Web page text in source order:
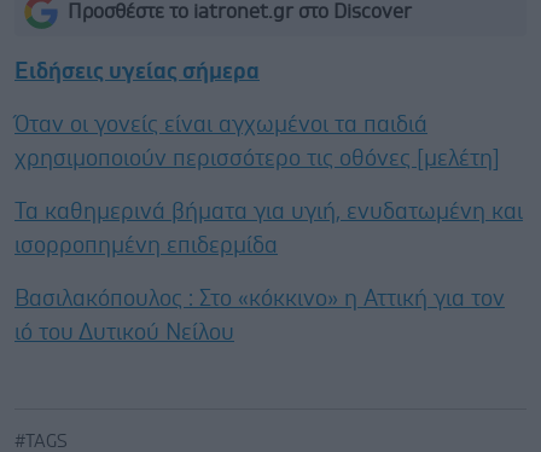
Προσθέστε το iatronet.gr στο Discover
Ειδήσεις υγείας σήμερα
Όταν οι γονείς είναι αγχωμένοι τα παιδιά
χρησιμοποιούν περισσότερο τις οθόνες [μελέτη]
Τα καθημερινά βήματα για υγιή, ενυδατωμένη και
ισορροπημένη επιδερμίδα
Βασιλακόπουλος : Στο «κόκκινο» η Αττική για τον
ιό του Δυτικού Νείλου
#TAGS